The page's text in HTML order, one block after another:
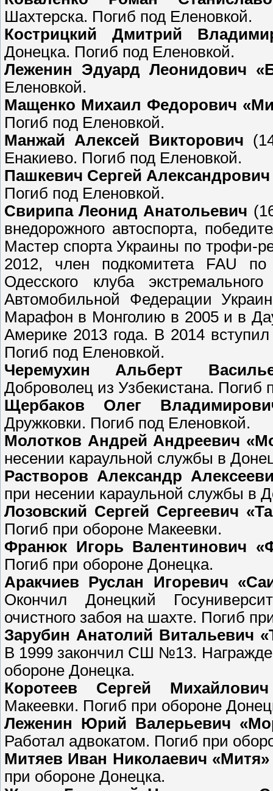
Шахтерска. Погиб под Еленовкой.
Кострицкий Дмитрий
Донецка. Погиб под Еленовкой.
Леженин Эдуард Леонидович
Еленовкой.
Мащенко Михаил Федорович
Погиб под Еленовкой.
Манжай Алексей Викторович
Енакиево. Погиб под Еленовкой.
Пашкевич Сергей
Погиб под Еленовкой.
Свирипа Леонид Анатольевич
внедорожного автоспорта,
Мастер спорта Украины по трофи-
2012, член подкомитета FAU
Одесского клуба
Автомобильной Федерации
Марафон в Монголию в 2005 и в
Америке 2013 года. В 2014
Погиб под Еленовкой.
Черемухин Альберт
Доброволец из Узбекистана. Погиб
Щербаков Олег
Дружковки. Погиб под Еленовкой.
Молотков Андрей Андреевич
несении караульной службы в
Растворов Александр
при несении караульной службы в
Лозовский Сергей Сергеевич
Погиб при обороне Макеевки.
Франюк Игорь Валентинович
Погиб при обороне Донецка.
Аракчиев Руслан Игоревич
Окончил Донецкий
очистного забоя на шахте. Погиб
Зарубин Анатолий Витальевич
В 1999 закончил СШ №13.
обороне Донецка.
Коротеев Сергей
Макеевки. Погиб при обороне
Леженин Юрий Валерьевич
Работал адвокатом. Погиб при
Митяев Иван Николаевич «Митя»
при обороне Донецка.